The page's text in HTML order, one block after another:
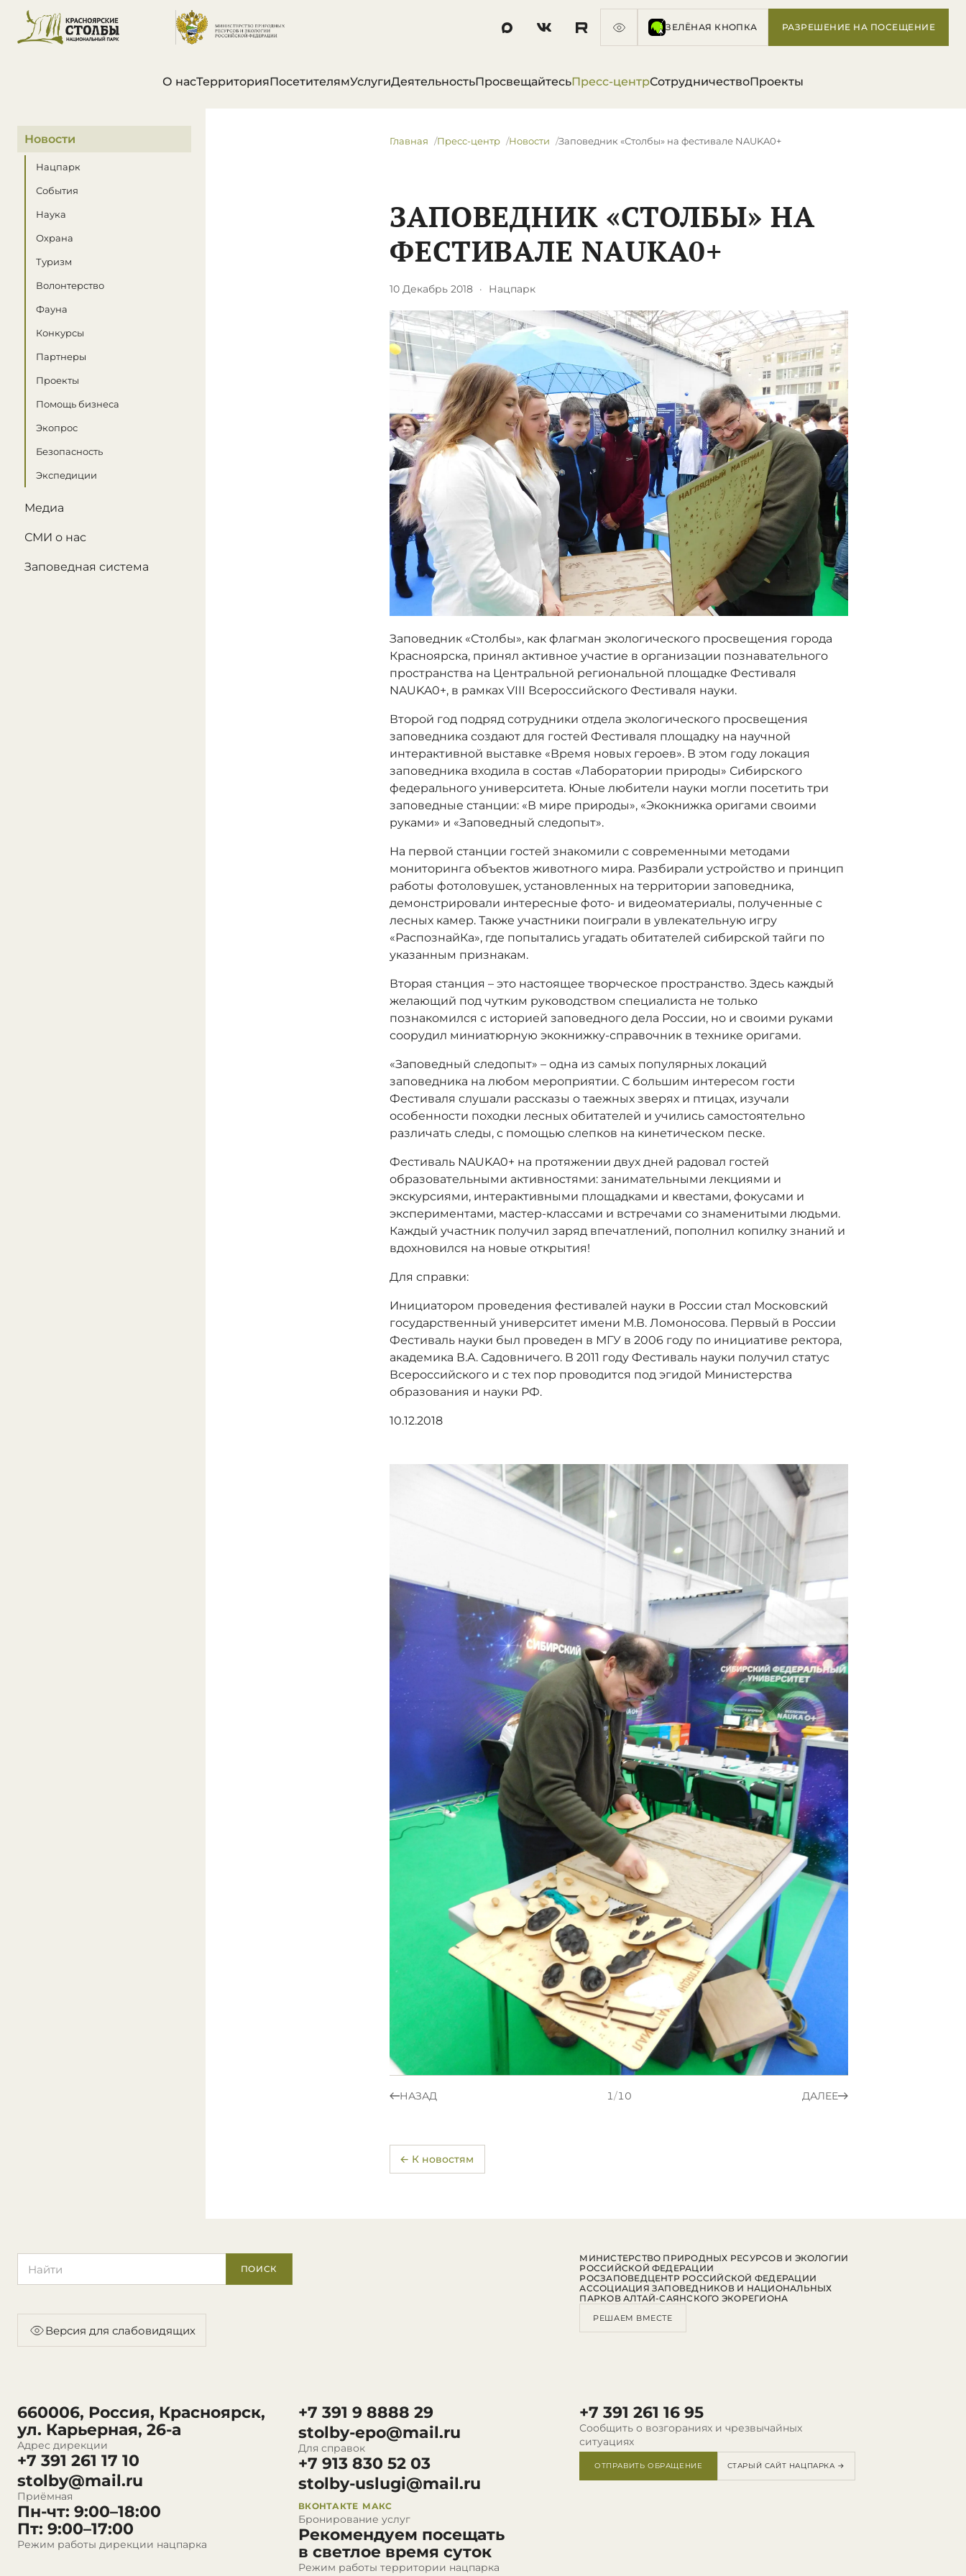
ЗЕЛЁНАЯ КНОПКА РАЗРЕШЕНИЕ НА ПОСЕЩЕНИЕ
О насТерриторияПосетителямУслугиДеятельностьПросвещайтесьПресс-центрСотрудничествоПроекты
В этом разделе
Новости
Нацпарк
События
Наука
Охрана
Туризм
Волонтерство
Фауна
Конкурсы
Партнеры
Проекты
Помощь бизнеса
Экопрос
Безопасность
Экспедиции
Медиа
СМИ о нас
Заповедная система
Главная Пресс-центр Новости Заповедник «Столбы» на фестивале NAUKA0+
ЗАПОВЕДНИК «СТОЛБЫ» НА
ФЕСТИВАЛЕ NAUKA0+
10 Декабрь 2018 · Нацпарк
Заповедник «Столбы», как флагман экологического просвещения города
Красноярска, принял активное участие в организации познавательного
пространства на Центральной региональной площадке Фестиваля
NAUKA0+, в рамках VIII Всероссийского Фестиваля науки.
Второй год подряд сотрудники отдела экологического просвещения
заповедника создают для гостей Фестиваля площадку на научной
интерактивной выставке «Время новых героев». В этом году локация
заповедника входила в состав «Лаборатории природы» Сибирского
федерального университета. Юные любители науки могли посетить три
заповедные станции: «В мире природы», «Экокнижка оригами своими
руками» и «Заповедный следопыт».
На первой станции гостей знакомили с современными методами
мониторинга объектов животного мира. Разбирали устройство и принцип
работы фотоловушек, установленных на территории заповедника,
демонстрировали интересные фото- и видеоматериалы, полученные с
лесных камер. Также участники поиграли в увлекательную игру
«РаспознайКа», где попытались угадать обитателей сибирской тайги по
указанным признакам.
Вторая станция – это настоящее творческое пространство. Здесь каждый
желающий под чутким руководством специалиста не только
познакомился с историей заповедного дела России, но и своими руками
соорудил миниатюрную экокнижку-справочник в технике оригами.
«Заповедный следопыт» – одна из самых популярных локаций
заповедника на любом мероприятии. С большим интересом гости
Фестиваля слушали рассказы о таежных зверях и птицах, изучали
особенности походки лесных обитателей и учились самостоятельно
различать следы, с помощью слепков на кинетическом песке.
Фестиваль NAUKA0+ на протяжении двух дней радовал гостей
образовательными активностями: занимательными лекциями и
экскурсиями, интерактивными площадками и квестами, фокусами и
экспериментами, мастер-классами и встречами со знаменитыми людьми.
Каждый участник получил заряд впечатлений, пополнил копилку знаний и
вдохновился на новые открытия!
Для справки:
Инициатором проведения фестивалей науки в России стал Московский
государственный университет имени М.В. Ломоносова. Первый в России
Фестиваль науки был проведен в МГУ в 2006 году по инициативе ректора,
академика В.А. Садовничего. В 2011 году Фестиваль науки получил статус
Всероссийского и с тех пор проводится под эгидой Министерства
образования и науки РФ.
10.12.2018
НАЗАД 1/10 ДАЛЕЕ
← К новостям
ПОИСК
Версия для слабовидящих
660006, Россия, Красноярск,
ул. Карьерная, 26-а
Адрес дирекции
+7 391 261 17 10
stolby@mail.ru
Приёмная
Пн-чт: 9:00–18:00
Пт: 9:00–17:00
Режим работы дирекции нацпарка
+7 391 9 8888 29
stolby-epo@mail.ru
Для справок
+7 913 830 52 03
stolby-uslugi@mail.ru
ВКОНТАКТЕ МАКС
Бронирование услуг
Рекомендуем посещать
в светлое время суток
Режим работы территории нацпарка
+7 391 261 16 95
Сообщить о возгораниях и чрезвычайных
ситуациях
ОТПРАВИТЬ ОБРАЩЕНИЕ СТАРЫЙ САЙТ НАЦПАРКА →
МИНИСТЕРСТВО ПРИРОДНЫХ РЕСУРСОВ И ЭКОЛОГИИ
РОССИЙСКОЙ ФЕДЕРАЦИИ
РОСЗАПОВЕДЦЕНТР РОССИЙСКОЙ ФЕДЕРАЦИИ
АССОЦИАЦИЯ ЗАПОВЕДНИКОВ И НАЦИОНАЛЬНЫХ
ПАРКОВ АЛТАЙ-САЯНСКОГО ЭКОРЕГИОНА
РЕШАЕМ ВМЕСТЕ